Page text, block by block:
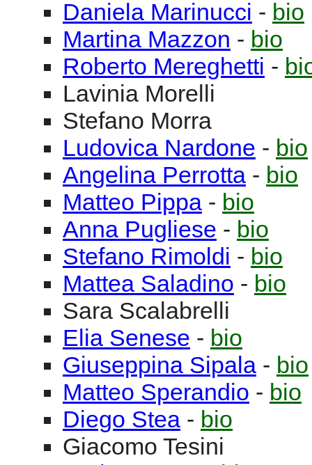
Daniela Marinucci - bio
Martina Mazzon - bio
Roberto Mereghetti -
Lavinia Morelli
Stefano Morra
Ludovica Nardone - bio
Angelina Perrotta - bio
Matteo Pippa - bio
Anna Pugliese - bio
Stefano Rimoldi - bio
Mattea Saladino - bio
Sara Scalabrelli
Elia Senese - bio
Giuseppina Sipala - bio
Matteo Sperandio - bio
Diego Stea - bio
Giacomo Tesini